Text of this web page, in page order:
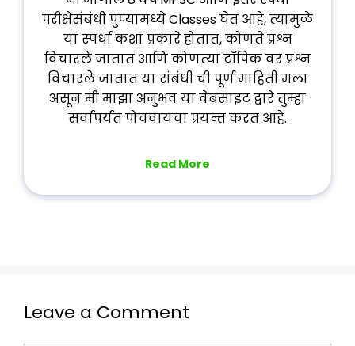
परीक्षेसंबंधी पुण्यामध्ये Classes घेत आहे, त्यामुळे
या स्पर्धा कशा प्रकारे होतात, कोणते प्रश्न
विचारले जातात आणि कोणत्या टॉपिक वर प्रश्न
विचारले जातात या संबंधी ची पूर्ण माहिती मला
असून मी माझा अनुभव या वेबसाइट द्वारे तुम्हा
सर्वांपर्यंत पोचवायचा प्रयन्त करत आहे.
Read More
Leave a Comment